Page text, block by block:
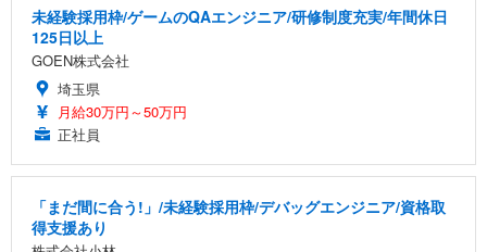
未経験採用枠/ゲームのQAエンジニア/研修制度充実/年間休日
125日以上
GOEN株式会社
埼玉県
月給30万円～50万円
正社員
「まだ間に合う!」/未経験採用枠/デバッグエンジニア/資格取
得支援あり